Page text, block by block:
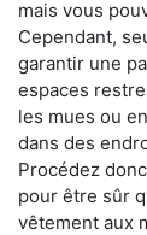
mais vous
Cependant,
garantir une
espaces
les mues ou
dans des
Procédez
pour être sûr
vêtement aux